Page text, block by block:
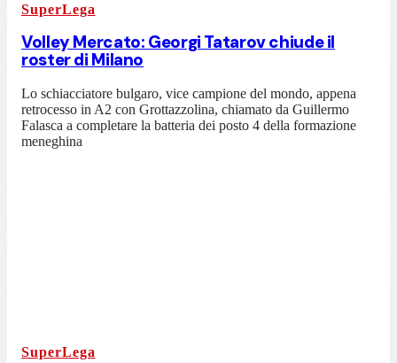
SuperLega
Volley Mercato: Georgi Tatarov chiude il
roster di Milano
Lo schiacciatore bulgaro, vice campione del mondo, appena
retrocesso in A2 con Grottazzolina, chiamato da Guillermo
Falasca a completare la batteria dei posto 4 della formazione
meneghina
SuperLega